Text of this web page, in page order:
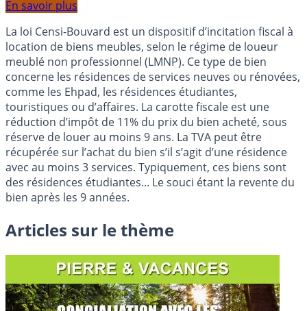
En savoir plus
La loi Censi-Bouvard est un dispositif d’incitation fiscal à
location de biens meubles, selon le régime de loueur
meublé non professionnel (LMNP). Ce type de bien
concerne les résidences de services neuves ou rénovées,
comme les Ehpad, les résidences étudiantes,
touristiques ou d’affaires. La carotte fiscale est une
réduction d’impôt de 11% du prix du bien acheté, sous
réserve de louer au moins 9 ans. La TVA peut être
récupérée sur l’achat du bien s’il s’agit d’une résidence
avec au moins 3 services. Typiquement, ces biens sont
des résidences étudiantes... Le souci étant la revente du
bien après les 9 années.
Articles sur le thème